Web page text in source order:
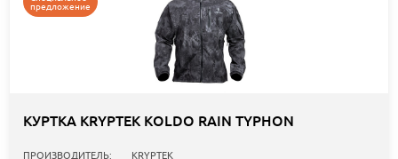
предложение
КУРТКА KRYPTEK KOLDO RAIN TYPHON
ПРОИЗВОДИТЕЛЬ:
KRYPTEK